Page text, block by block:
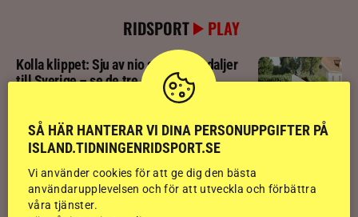
RIDSPORT PLAY
Kolla klippet: Sju av nio stilpassmedaljer
till Sverige – se de tre guldloppen
Kolla klippet: Se ritten som gav guldläge
inför finalen
Kolla klippet: Svenskägda hingsten bäst
SÅ HÄR HANTERAR VI DINA PERSONUPPGIFTER PÅ
ISLAND.TIDNINGENRIDSPORT.SE
Vi använder cookies för att ge dig den bästa
användarupplevelsen och för att utveckla och förbättra
våra tjänster.